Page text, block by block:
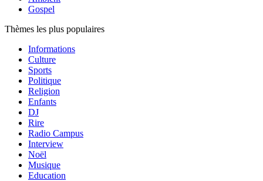
Gospel
Thèmes les plus populaires
Informations
Culture
Sports
Politique
Religion
Enfants
DJ
Rire
Radio Campus
Interview
Noël
Musique
Education